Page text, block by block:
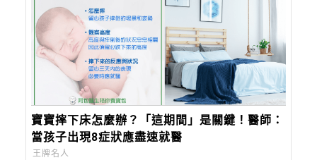
寶寶摔下床怎麼辦？「這期間」是關鍵！醫師：
當孩子出現8症狀應盡速就醫
王牌名人